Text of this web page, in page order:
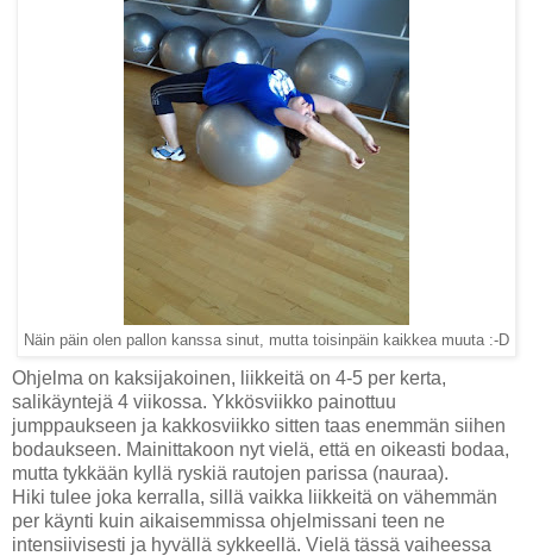
Näin päin olen pallon kanssa sinut, mutta toisinpäin kaikkea muuta :-D
Ohjelma on kaksijakoinen, liikkeitä on 4-5 per kerta,
salikäyntejä 4 viikossa. Ykkösviikko painottuu
jumppaukseen ja kakkosviikko sitten taas enemmän siihen
bodaukseen. Mainittakoon nyt vielä, että en oikeasti bodaa,
mutta tykkään kyllä ryskiä rautojen parissa (nauraa).
Hiki tulee joka kerralla, sillä vaikka liikkeitä on vähemmän
per käynti kuin aikaisemmissa ohjelmissani teen ne
intensiivisesti ja hyvällä sykkeellä. Vielä tässä vaiheessa